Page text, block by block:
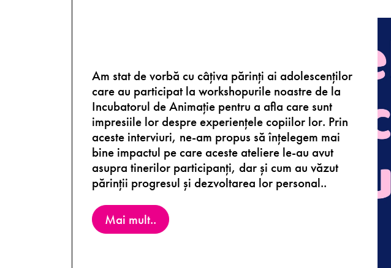
Am stat de vorbă cu câțiva părinți ai adolescenților
care au participat la workshopurile noastre de la
Incubatorul de Animație pentru a afla care sunt
impresiile lor despre experiențele copiilor lor. Prin
aceste interviuri, ne-am propus să înțelegem mai
bine impactul pe care aceste ateliere le-au avut
asupra tinerilor participanți, dar și cum au văzut
părinții progresul și dezvoltarea lor personal..
Mai mult..